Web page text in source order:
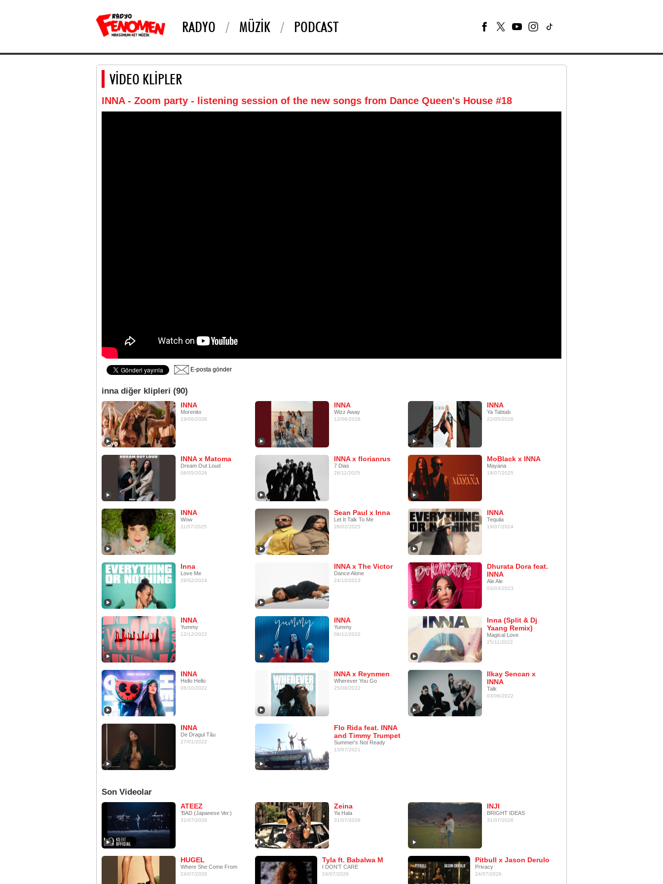
RADYO MÜZIK PODCAST
VİDEO KLİPLER
INNA - Zoom party - listening session of the new songs from Dance Queen's House #18
E-posta gönder
inna diğer klipleri (90)
INNA
Morenito
19/06/2026
INNA
Wizz Away
12/06/2026
INNA
Ya Tabtab
22/05/2026
INNA x Matoma
Dream Out Loud
08/05/2026
INNA x florianrus
7 Dias
28/11/2025
MoBlack x INNA
Mayana
18/07/2025
INNA
Wow
11/07/2025
Sean Paul x Inna
Let It Talk To Me
28/02/2025
INNA
Tequila
19/07/2024
Inna
Love Me
29/02/2024
INNA x The Victor
Dance Alone
24/10/2023
Dhurata Dora feat.
INNA
Ale Ale
03/03/2023
INNA
Yummy
12/12/2022
INNA
Yummy
08/12/2022
Inna (Split & Dj
Yaang Remix)
Magical Love
25/11/2022
INNA
Hello Hello
06/10/2022
INNA x Reynmen
Wherever You Go
25/08/2022
Ilkay Sencan x
INNA
Talk
03/06/2022
INNA
De Dragul Tău
27/01/2022
Flo Rida feat. INNA
and Timmy Trumpet
Summer's Not Ready
13/07/2021
Son Videolar
ATEEZ
'BAD (Japanese Ver.)
31/07/2026
Zeina
Ya Hala
31/07/2026
INJI
BRIGHT IDEAS
31/07/2026
HUGEL
Where She Come From
24/07/2026
Tyla ft. Babalwa M
I DON'T CARE
24/07/2026
Pitbull x Jason Derulo
Privacy
24/07/2026